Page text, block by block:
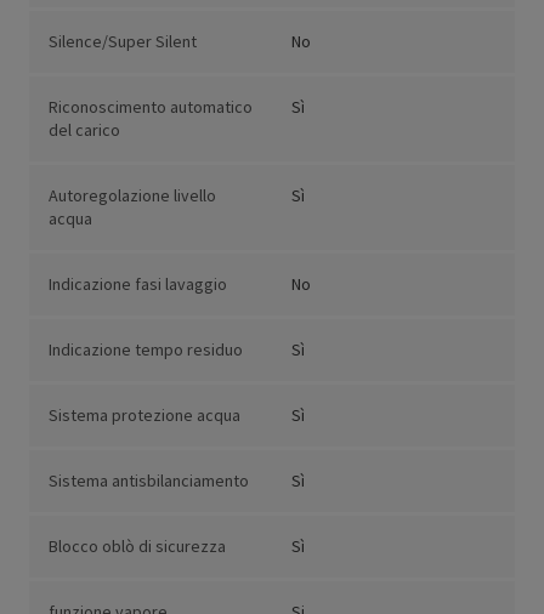
Silence/Super Silent No
Riconoscimento automatico
del carico
Sì
Autoregolazione livello
acqua
Sì
Indicazione fasi lavaggio No
Indicazione tempo residuo Sì
Sistema protezione acqua Sì
Sistema antisbilanciamento Sì
Blocco oblò di sicurezza Sì